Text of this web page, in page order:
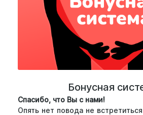
Бонусная
Спасибо, что Вы с нами!
Опять нет повода не